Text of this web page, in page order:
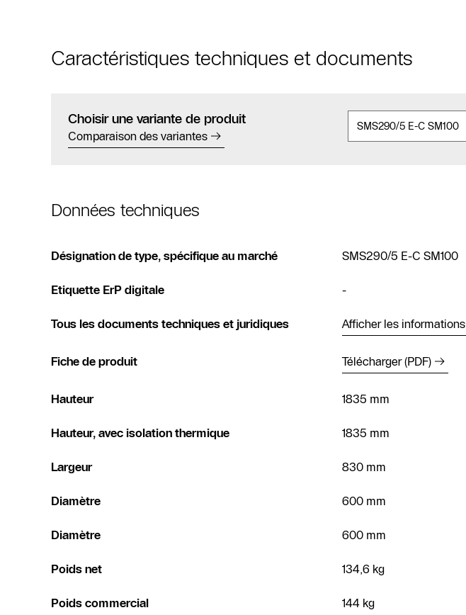
Caractéristiques techniques et documents
Choisir une variante de produit
Comparaison des variantes
Données techniques
Désignation de type, spécifique au marché SMS290/5 E-C SM100
Etiquette ErP digitale -
Tous les documents techniques et juridiques Afficher les informations
Fiche de produit Télécharger (PDF)
Hauteur 1835 mm
Hauteur, avec isolation thermique 1835 mm
Largeur 830 mm
Diamètre 600 mm
Diamètre 600 mm
Poids net 134,6 kg
Poids commercial 144 kg